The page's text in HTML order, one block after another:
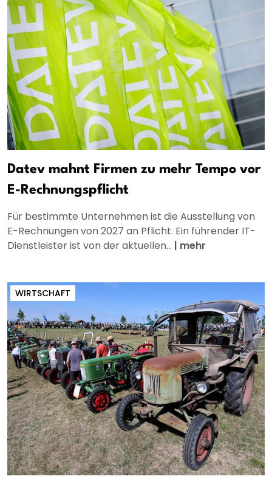
Datev mahnt Firmen zu mehr Tempo vor
E-Rechnungspflicht
Für bestimmte Unternehmen ist die Ausstellung von
E-Rechnungen von 2027 an Pflicht. Ein führender IT-
Dienstleister ist von der aktuellen... | mehr
WIRTSCHAFT